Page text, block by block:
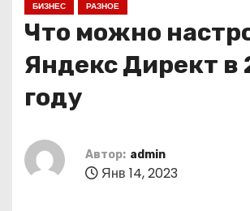
БИЗНЕС РАЗНОЕ
Что можно
Яндекс Директ в
году
Автор: admin
Янв 14, 2023